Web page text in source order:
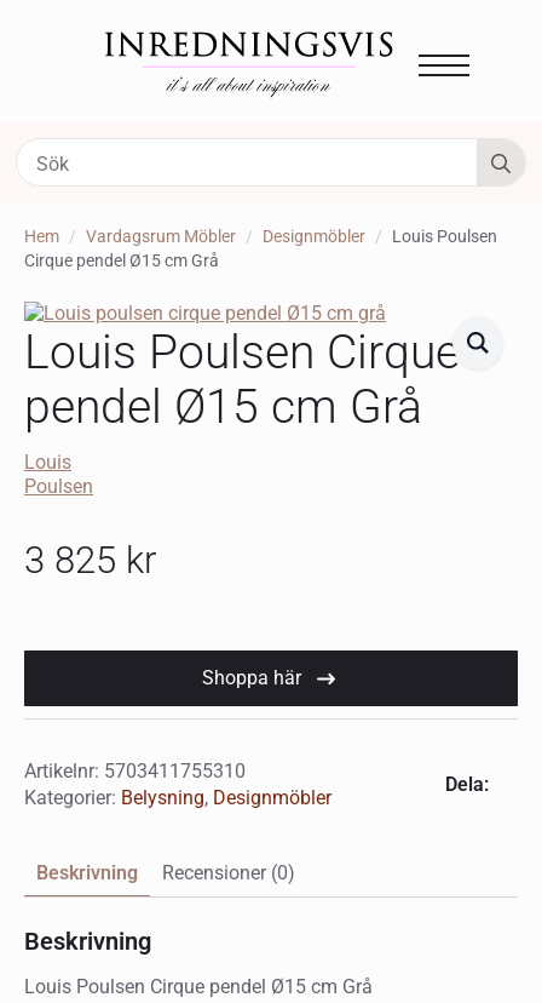
Hem Vardagsrum Möbler Designmöbler
Louis Poulsen
Cirque pendel Ø15 cm Grå
Louis Poulsen Cirque
pendel Ø15 cm Grå
Louis
Poulsen
3 825 kr
Shoppa här
Artikelnr: 5703411755310
Kategorier: Belysning, Designmöbler
Dela:
Beskrivning Recensioner (0)
Beskrivning
Louis Poulsen Cirque pendel Ø15 cm Grå